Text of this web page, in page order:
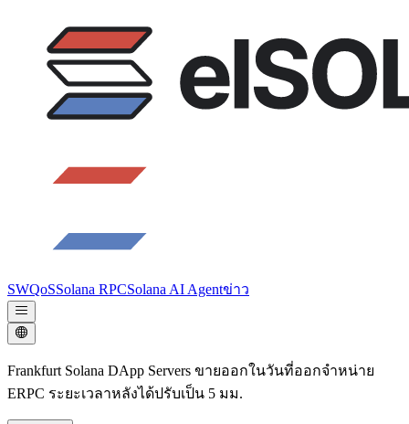
SWQoSSolana RPCSolana AI Agentข่าว
Frankfurt Solana DApp Servers ขายออกในวันที่ออกจําหน่าย
ERPC ระยะเวลาหลังได้ปรับเป็น 5 มม.